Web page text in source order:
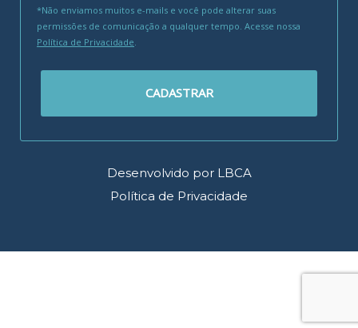
*Não enviamos muitos e-mails e você pode alterar suas
permissões de comunicação a qualquer tempo. Acesse nossa
Política de Privacidade
CADASTRAR
Desenvolvido por LBCA
Política de Privacidade